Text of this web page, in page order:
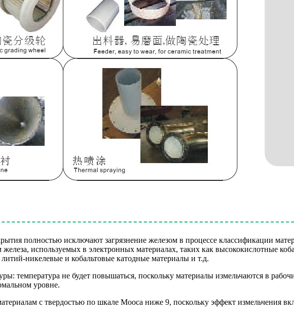
полностью исключают загрязнение железом в процессе классификации
используемых в электронных материалах, таких как высококислотные
никелевые и кобальтовые катодные материалы и т.д.
температура не будет повышаться, поскольку материалы измельчаются в
уровне.
с твердостью по шкале Мооса ниже 9, поскольку эффект измельчения